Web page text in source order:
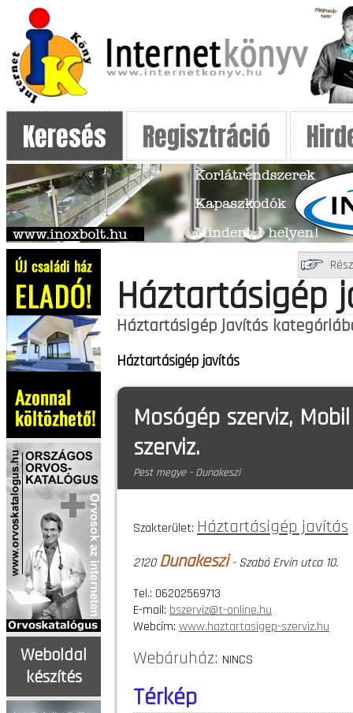
Keresés Regisztráció
Weboldal
készítés
Háztartásigép
Háztartásigép javítás
Háztartásigép javítás
Mosógép szerviz,
szerviz.
Pest megye - Dunakeszi
Szakterület: Háztartásigép javítás
2120Dunakeszi- Szabó Ervin utca 10.
Tel.: 06202569713
E-mail: bszerviz@t-online.hu
Webcím: www.haztartasigep-szerviz.hu
Webáruház: NINCS
Térkép